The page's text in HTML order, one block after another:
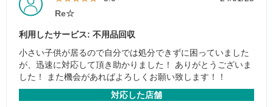
Re☆
利用したサービス: 不用品回収
小さい子供が居るので自分では処分できずに困っていました
が、迅速に対応して頂き助かりました！ ありがとうございま
した！ また機会があればよろしくお願い致します！！
対応した店舗